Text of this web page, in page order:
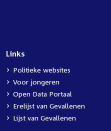
Links
Politieke websites
Voor jongeren
Open Data Portaal
Erelijst van Gevallenen
Lijst van Gevallenen